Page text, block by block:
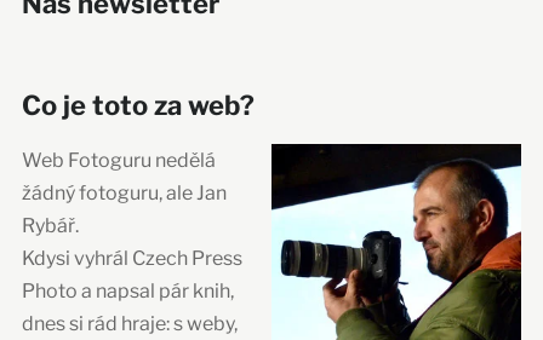
Co je toto za web?
Web Fotoguru nedělá
žádný fotoguru, ale Jan
Rybář.
Kdysi vyhrál Czech Press
Photo a napsal pár knih,
dnes si rád hraje: s weby,